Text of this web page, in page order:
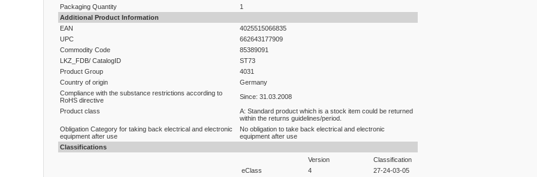
Packaging Quantity
1
Additional Product Information
EAN
4025515066835
UPC
662643177909
Commodity Code
85389091
LKZ_FDB/ CatalogID
ST73
Product Group
4031
Country of origin
Germany
Compliance with the substance restrictions according to
RoHS directive
Since: 31.03.2008
Product class
A: Standard product which is a stock item could be returned
within the returns guidelines/period.
Obligation Category for taking back electrical and electronic
equipment after use
No obligation to take back electrical and electronic
equipment after use
Classifications
Version
Classification
eClass
4
27-24-03-05